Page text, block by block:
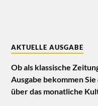
AKTUELLE AUSGABE
Ob als klassische
Ausgabe bekommen
über das monatliche